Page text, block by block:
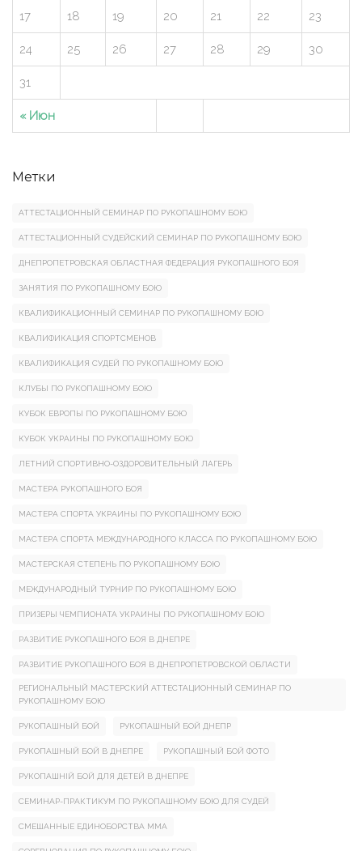
« Июн
17 18 19 20 21 22 23
24 25 26 27 28 29 30
31
Метки
АТТЕСТАЦИОННЫЙ СЕМИНАР ПО РУКОПАШНОМУ БОЮ
АТТЕСТАЦИОННЫЙ СУДЕЙСКИЙ СЕМИНАР ПО РУКОПАШНОМУ БОЮ
ДНЕПРОПЕТРОВСКАЯ ОБЛАСТНАЯ ФЕДЕРАЦИЯ РУКОПАШНОГО БОЯ
ЗАНЯТИЯ ПО РУКОПАШНОМУ БОЮ
КВАЛИФИКАЦИОННЫЙ СЕМИНАР ПО РУКОПАШНОМУ БОЮ
КВАЛИФИКАЦИЯ СПОРТСМЕНОВ
КВАЛИФИКАЦИЯ СУДЕЙ ПО РУКОПАШНОМУ БОЮ
КЛУБЫ ПО РУКОПАШНОМУ БОЮ
КУБОК ЕВРОПЫ ПО РУКОПАШНОМУ БОЮ
КУБОК УКРАИНЫ ПО РУКОПАШНОМУ БОЮ
ЛЕТНИЙ СПОРТИВНО-ОЗДОРОВИТЕЛЬНЫЙ ЛАГЕРЬ
МАСТЕРА РУКОПАШНОГО БОЯ
МАСТЕРА СПОРТА УКРАИНЫ ПО РУКОПАШНОМУ БОЮ
МАСТЕРА СПОРТА МЕЖДУНАРОДНОГО КЛАССА ПО РУКОПАШНОМУ БОЮ
МАСТЕРСКАЯ СТЕПЕНЬ ПО РУКОПАШНОМУ БОЮ
МЕЖДУНАРОДНЫЙ ТУРНИР ПО РУКОПАШНОМУ БОЮ
ПРИЗЕРЫ ЧЕМПИОНАТА УКРАИНЫ ПО РУКОПАШНОМУ БОЮ
РАЗВИТИЕ РУКОПАШНОГО БОЯ В ДНЕПРЕ
РАЗВИТИЕ РУКОПАШНОГО БОЯ В ДНЕПРОПЕТРОВСКОЙ ОБЛАСТИ
РЕГИОНАЛЬНЫЙ МАСТЕРСКИЙ АТТЕСТАЦИОННЫЙ СЕМИНАР ПО
РУКОПАШНОМУ БОЮ
РУКОПАШНЫЙ БОЙ РУКОПАШНЫЙ БОЙ ДНЕПР
РУКОПАШНЫЙ БОЙ В ДНЕПРЕ РУКОПАШНЫЙ БОЙ ФОТО
РУКОПАШНІЙ БОЙ ДЛЯ ДЕТЕЙ В ДНЕПРЕ
СЕМИНАР-ПРАКТИКУМ ПО РУКОПАШНОМУ БОЮ ДЛЯ СУДЕЙ
СМЕШАННЫЕ ЕДИНОБОРСТВА ММА